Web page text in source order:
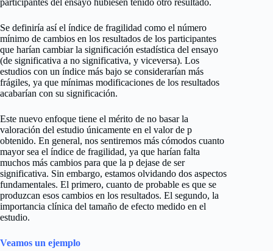
Se definiría así el índice de fragilidad como el número
mínimo de cambios en los resultados de los participantes
que harían cambiar la significación estadística del ensayo
(de significativa a no significativa, y viceversa). Los
estudios con un índice más bajo se considerarían más
frágiles, ya que mínimas modificaciones de los resultados
acabarían con su significación.
Este nuevo enfoque tiene el mérito de no basar la
valoración del estudio únicamente en el valor de p
obtenido. En general, nos sentiremos más cómodos cuanto
mayor sea el índice de fragilidad, ya que harían falta
muchos más cambios para que la p dejase de ser
significativa. Sin embargo, estamos olvidando dos aspectos
fundamentales. El primero, cuanto de probable es que se
produzcan esos cambios en los resultados. El segundo, la
importancia clínica del tamaño de efecto medido en el
estudio.
Veamos un ejemplo